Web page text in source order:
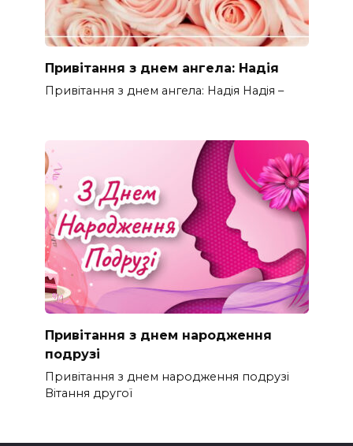
Привітання з днем ангела: Надія
Привітання з днем ангела: Надія Надія –
Привітання з днем народження
подрузі
Привітання з днем народження подрузі
Вітання другої